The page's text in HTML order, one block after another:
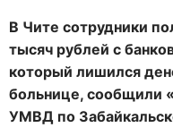
В Чите сотрудники
тысяч рублей с
который лишился
больнице, сообщили
УМВД по